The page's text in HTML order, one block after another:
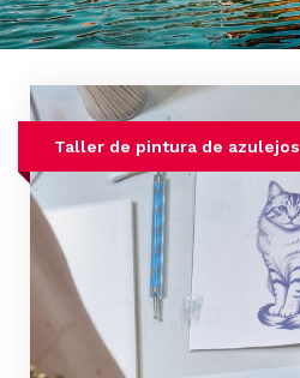
Taller de pintura de azulejos